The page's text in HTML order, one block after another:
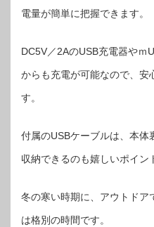
電量が簡単に把握できます。
DC5V／2AのUSB充電器やｍ
からも充電が可能なので、安
す。
付属のUSBケーブルは、本体
収納できるのも嬉しいポイン
冬の寒い時期に、アウトドア
は格別の時間です。